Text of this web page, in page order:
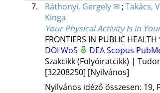
7.
Ráthonyi, Gergely ✉ ; Takács,
Kinga
Your Physical Activity Is in
FRONTIERS IN PUBLIC HEALTH
DOI WoS DEAScopus
Szakcikk (Folyóiratcikk) |
[32208250] [Nyilvános]
Nyilvános idéző összesen: 19,